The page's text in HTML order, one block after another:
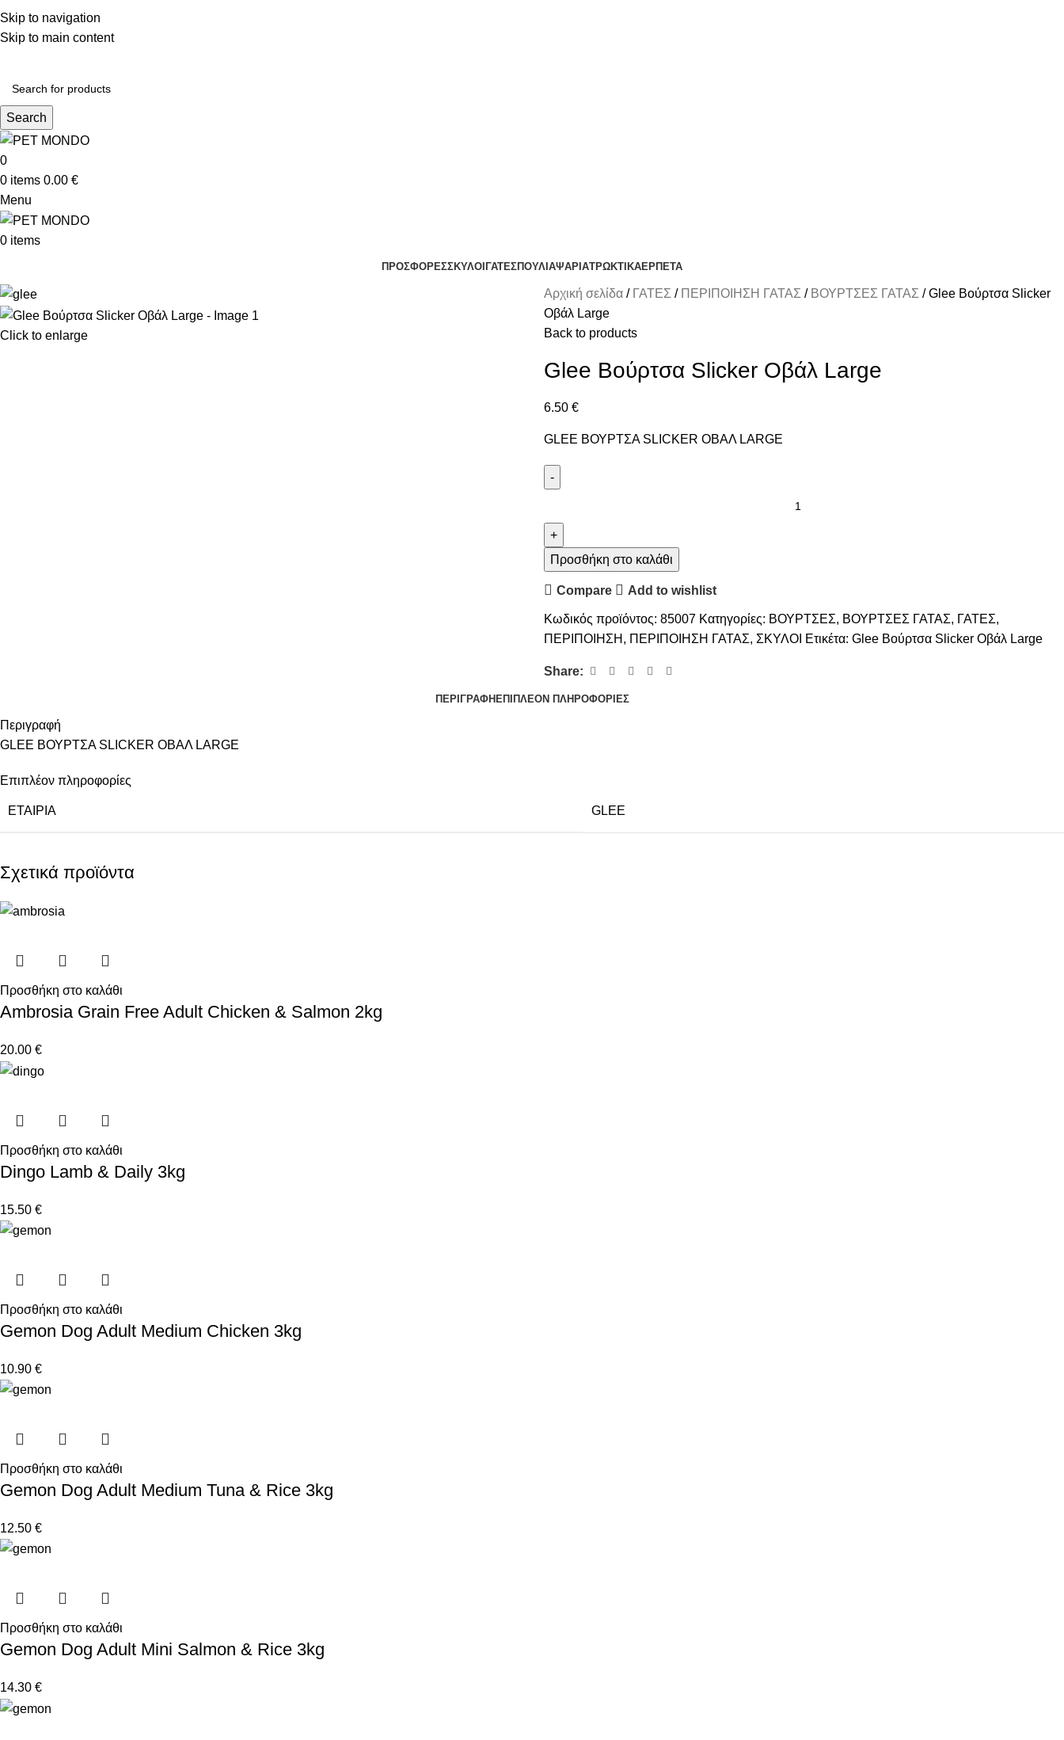
Skip to navigation
Skip to main content
Search
0
0 items 0.00 €
Menu
0 items
ΠΡΟΣΦΟΡΕΣΣΚΥΛΟΙ ΓΑΤΕΣΠΟΥΛΙΑΨΑΡΙΑΤΡΩΚΤΙΚΑΕΡΠΕΤΑ
Click to enlarge
Αρχική σελίδα ΓΑΤΕΣ ΠΕΡΙΠΟΙΗΣΗ ΓΑΤΑΣ ΒΟΥΡΤΣΕΣ ΓΑΤΑΣ
Glee Βούρτσα Slicker
Οβάλ Large
Back to products
Glee Βούρτσα Slicker Οβάλ Large
6.50 €
GLEE ΒΟΥΡΤΣΑ SLICKER ΟΒΑΛ LARGE
Προσθήκη στο καλάθι
Compare Add to wishlist
Κωδικός προϊόντος: 85007 Κατηγορίες: ΒΟΥΡΤΣΕΣ, ΒΟΥΡΤΣΕΣ ΓΑΤΑΣ, ΓΑΤΕΣ,
ΠΕΡΙΠΟΙΗΣΗ , ΠΕΡΙΠΟΙΗΣΗ ΓΑΤΑΣ, ΣΚΥΛΟΙ Ετικέτα: Glee Βούρτσα Slicker Οβάλ Large
Share:
ΠΕΡΙΓΡΑΦΉΕΠΙΠΛΈΟΝ ΠΛΗΡΟΦΟΡΊΕΣ
Περιγραφή
GLEE ΒΟΥΡΤΣΑ SLICKER ΟΒΑΛ LARGE
Επιπλέον πληροφορίες
ΕΤΑΙΡΙΑ GLEE
Σχετικά προϊόντα
Προσθήκη στο καλάθι
Ambrosia Grain Free Adult Chicken & Salmon 2kg
20.00 €
Προσθήκη στο καλάθι
Dingo Lamb & Daily 3kg
15.50 €
Προσθήκη στο καλάθι
Gemon Dog Adult Medium Chicken 3kg
10.90 €
Προσθήκη στο καλάθι
Gemon Dog Adult Medium Tuna & Rice 3kg
12.50 €
Προσθήκη στο καλάθι
Gemon Dog Adult Mini Salmon & Rice 3kg
14.30 €